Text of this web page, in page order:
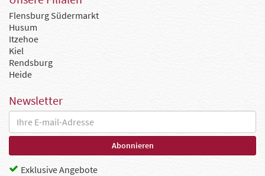
Flensburg Südermarkt
Husum
Itzehoe
Kiel
Rendsburg
Heide
Newsletter
Exklusive Angebote